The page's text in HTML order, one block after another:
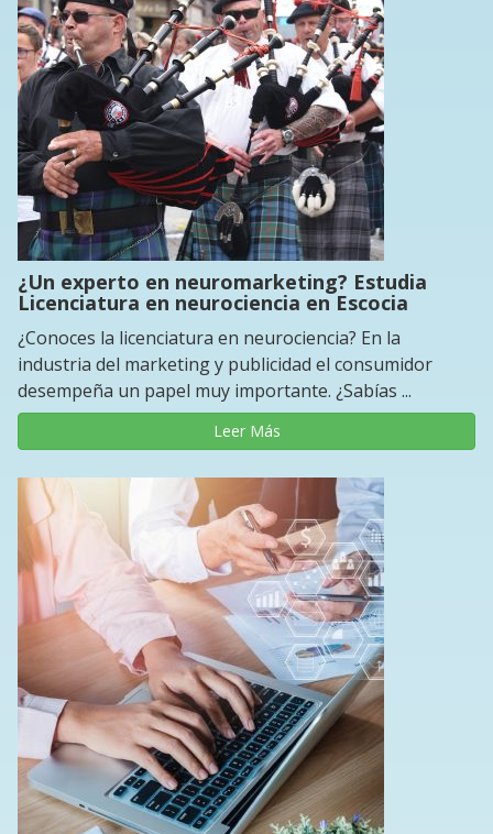
¿Un experto en neuromarketing? Estudia
Licenciatura en neurociencia en Escocia
¿Conoces la licenciatura en neurociencia? En la
industria del marketing y publicidad el consumidor
desempeña un papel muy importante. ¿Sabías ...
Leer Más